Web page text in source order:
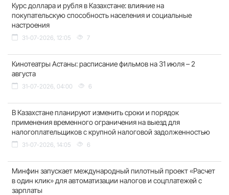
Курс доллара и рубля в Казахстане: влияние на
покупательскую способность населения и социальные
настроения
31-07-2026, 12:05 7
Кинотеатры Астаны: расписание фильмов на 31 июля – 2
августа
31-07-2026, 04:00 6
В Казахстане планируют изменить сроки и порядок
применения временного ограничения на выезд для
налогоплательщиков с крупной налоговой задолженностью
31-07-2026, 14:05 6
Минфин запускает международный пилотный проект «Расчет
в один клик» для автоматизации налогов и соцплатежей с
зарплаты